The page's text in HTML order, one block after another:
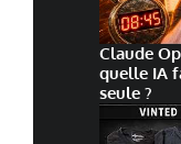
Claude
quelle IA
seule ?